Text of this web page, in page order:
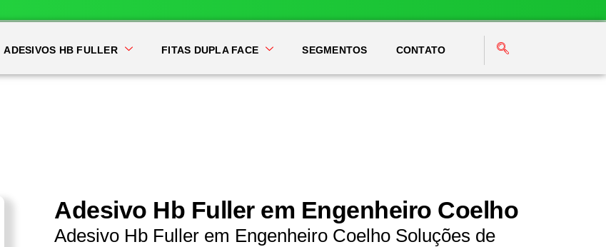
ADESIVOS HB FULLER FITAS DUPLA FACE SEGMENTOS CONTATO
Adesivo Hb Fuller em Engenheiro Coelho
Adesivo Hb Fuller em Engenheiro Coelho Soluções de